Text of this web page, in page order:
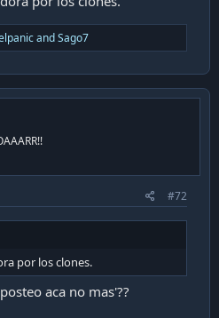
andSago7
#72
por los clones.
aca no mas'??